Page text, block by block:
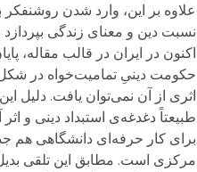
علاوه بر این، وارد شدن
نسبت دین و معنای زندگی
اکنون در ایران در قالب مقاله،
حکومت دینیِ تمامیت‌خواه در شکل
اثری از آن نمی‌توان یافت. دلیل‌
طبیعتاً دغدغه‌ی استبداد دینی و
برای کار حرفه‌ای دانشگاهی هم
مرکزی است. مطابق این تلقی